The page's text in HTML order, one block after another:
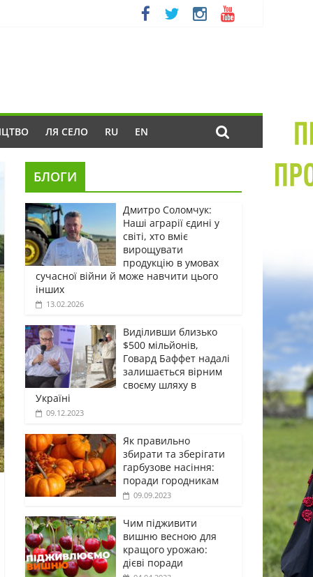
ЛЯ СЕЛО RU EN
БЛОГИ
Дмитро Соломчук:
Наші аграрії єдині у
світі, хто вміє
вирощувати
продукцію в умовах
сучасної війни й може навчити цього
інших
13.02.2026
Виділивши близько
$500 мільйонів,
Говард Баффет надалі
залишається вірним
своєму шляху в
Україні
09.12.2023
Як правильно
збирати та зберігати
гарбузове насіння:
поради городникам
09.09.2023
Чим підживити
вишню весною для
кращого урожаю:
дієві поради